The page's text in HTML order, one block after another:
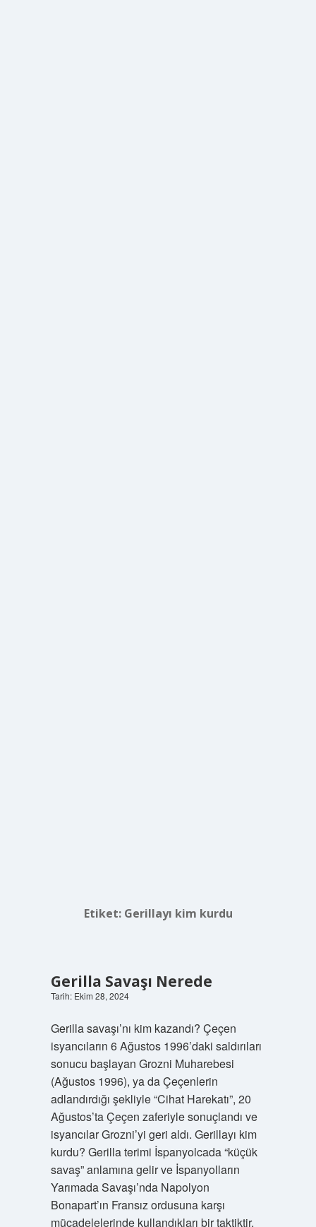
Etiket: Gerillayı kim kurdu
Gerilla Savaşı Nerede
Tarih: Ekim 28, 2024
Gerilla savaşı’nı kim kazandı? Çeçen
isyancıların 6 Ağustos 1996’daki saldırıları
sonucu başlayan Grozni Muharebesi
(Ağustos 1996), ya da Çeçenlerin
adlandırdığı şekliyle “Cihat Harekatı”, 20
Ağustos’ta Çeçen zaferiyle sonuçlandı ve
isyancılar Grozni’yi geri aldı. Gerillayı kim
kurdu? Gerilla terimi İspanyolcada “küçük
savaş” anlamına gelir ve İspanyolların
Yarımada Savaşı’nda Napolyon
Bonapart’ın Fransız ordusuna karşı
mücadelelerinde kullandıkları bir taktiktir.